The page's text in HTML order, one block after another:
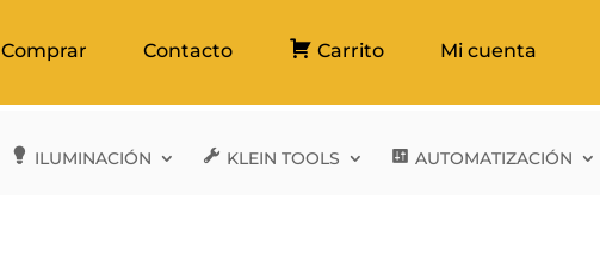
Comprar Contacto Carrito Mi cuenta
ILUMINACIÓN KLEIN TOOLS AUTOMATIZACIÓN